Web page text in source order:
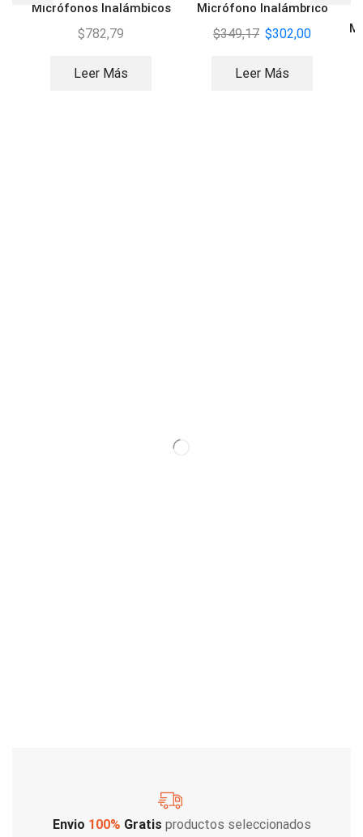
Micrófonos Inalámbicos
Vocal y Lavalier
$782,79
Leer Más
Micrófono Inalámbrico
Lavalier
$349,17 $302,00
Leer Más
Envio 100% Gratis productos seleccionados